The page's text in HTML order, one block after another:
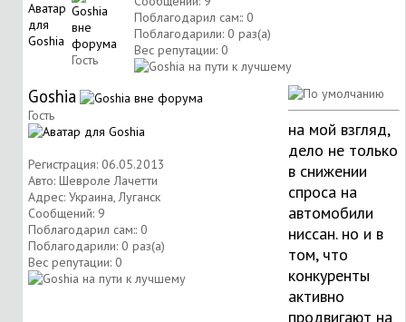
Гость
Поблагодарил сам:: 0
Поблагодарили: 0 раз(а)
Вес репутации: 0
Goshia
Гость
Регистрация: 06.05.2013
Авто: Шевроле Лачетти
Адрес: Украина, Луганск
Сообщений: 9
Поблагодарил сам:: 0
Поблагодарили: 0 раз(а)
Вес репутации: 0
на мой взгляд,
дело не только
в снижении
спроса на
автомобили
ниссан. но и в
том, что
конкуренты
активно
продвигают на